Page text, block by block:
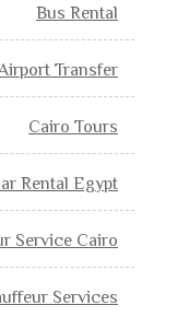
Bus Rental
Transfer
Cairo Tours
Rental Egypt
Service Cairo
Services